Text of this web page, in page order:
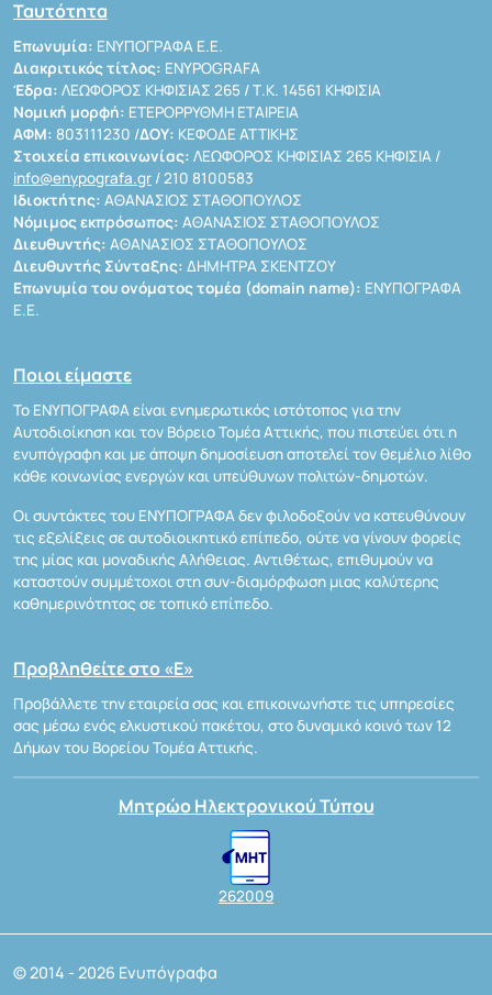
Ταυτότητα
Επωνυμία: ΕΝΥΠΟΓΡΑΦΑ Ε.Ε.
Διακριτικός τίτλος: ENYPOGRAFA
Έδρα: ΛΕΩΦΟΡΟΣ ΚΗΦΙΣΙΑΣ 265 / Τ.Κ. 14561 ΚΗΦΙΣΙΑ
Νομική μορφή: ΕΤΕΡΟΡΡΥΘΜΗ ΕΤΑΙΡΕΙΑ
ΑΦΜ: 803111230 /ΔΟΥ: ΚΕΦΟΔΕ ΑΤΤΙΚΗΣ
Στοιχεία επικοινωνίας: ΛΕΩΦΟΡΟΣ ΚΗΦΙΣΙΑΣ 265 ΚΗΦΙΣΙΑ /
info@enypografa.gr / 210 8100583
Ιδιοκτήτης: ΑΘΑΝΑΣΙΟΣ ΣΤΑΘΟΠΟΥΛΟΣ
Νόμιμος εκπρόσωπος: ΑΘΑΝΑΣΙΟΣ ΣΤΑΘΟΠΟΥΛΟΣ
Διευθυντής: ΑΘΑΝΑΣΙΟΣ ΣΤΑΘΟΠΟΥΛΟΣ
Διευθυντής Σύνταξης: ΔΗΜΗΤΡΑ ΣΚΕΝΤΖΟΥ
Επωνυμία του ονόματος τομέα (domain name): ΕΝΥΠΟΓΡΑΦΑ
Ε.Ε.
Ποιοι είμαστε
Το ΕΝΥΠΟΓΡΑΦΑ είναι ενημερωτικός ιστότοπος για την
Αυτοδιοίκηση και τον Βόρειο Τομέα Αττικής, που πιστεύει ότι η
ενυπόγραφη και με άποψη δημοσίευση αποτελεί τον θεμέλιο λίθο
κάθε κοινωνίας ενεργών και υπεύθυνων πολιτών-δημοτών.
Οι συντάκτες του ΕΝΥΠΟΓΡΑΦΑ δεν φιλοδοξούν να κατευθύνουν
τις εξελίξεις σε αυτοδιοικητικό επίπεδο, ούτε να γίνουν φορείς
της μίας και μοναδικής Αλήθειας. Αντιθέτως, επιθυμούν να
καταστούν συμμέτοχοι στη συν-διαμόρφωση μιας καλύτερης
καθημερινότητας σε τοπικό επίπεδο.
Προβληθείτε στο «Ε»
Προβάλλετε την εταιρεία σας και επικοινωνήστε τις υπηρεσίες
σας μέσω ενός ελκυστικού πακέτου, στο δυναμικό κοινό των 12
Δήμων του Βορείου Τομέα Αττικής.
Μητρώο Ηλεκτρονικού Τύπου
262009
© 2014 - 2026 Ενυπόγραφα